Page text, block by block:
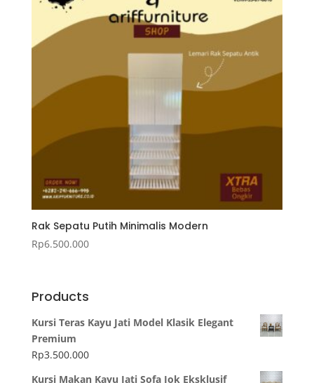
Rak Sepatu Putih Minimalis Modern
Rp6.500.000
Products
Kursi Teras Kayu Jati Model Klasik Elegant
Premium
Rp3.500.000
Kursi Makan Kayu Jati Sofa Jok Eksklusif